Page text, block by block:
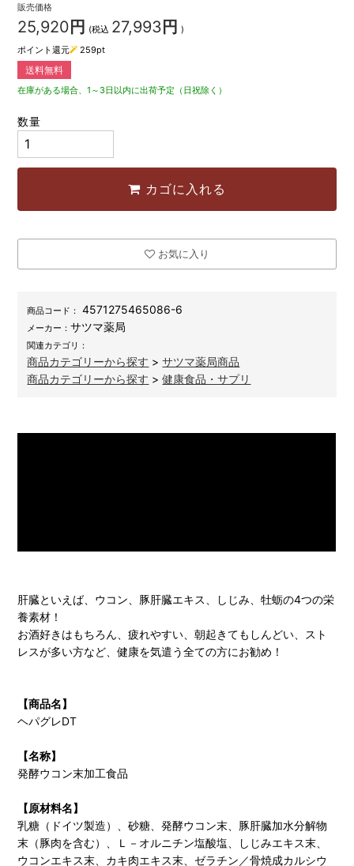
販売価格
25,920 円 (税込 27,993 円 )
ポイント還元
259pt
送料無料
在庫がある場合、1～3日以内に出荷予定（日祝除く）
数量
カゴに入れる
お気に入り
商品コード： 4571275465086-6
メーカー：サツマ薬局
関連カテゴリ：
商品カテゴリーから探す >サツマ薬局商品
商品カテゴリーから探す >健康食品・サプリ
肝臓といえば、ウコン、豚肝臓エキス、しじみ、牡蛎の4つの栄
養素材！
お酒好きはもちろん、疲れやすい、朝起きてもしんどい、スト
レスが多い方など、健康を気遣う全ての方にお勧め！
【商品名】
ヘパグレDT
【名称】
発酵ウコン末加工食品
【原材料名】
乳糖（ドイツ製造）、砂糖、発酵ウコン末、豚肝臓加水分解物
末（豚肉を含む）、Ｌ－オルニチン塩酸塩、しじみエキス末、
ウコンエキス末、カキ肉エキス末、ゼラチン／骨焼成カルシウ